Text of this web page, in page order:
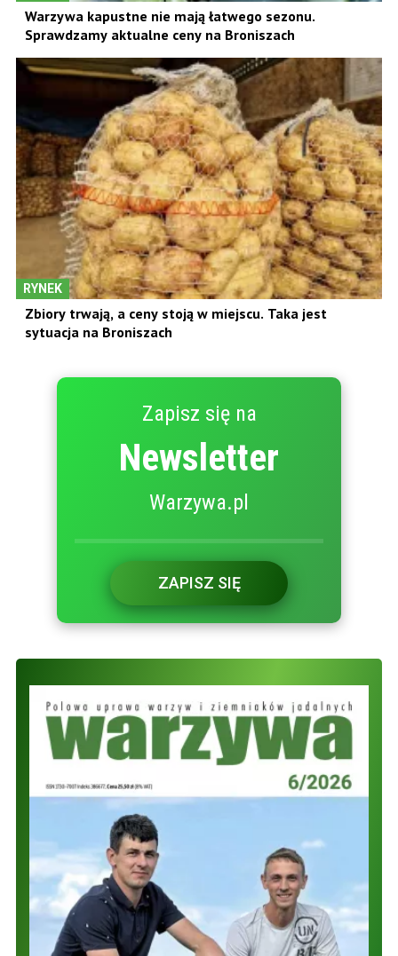
Warzywa kapustne nie mają łatwego sezonu.
Sprawdzamy aktualne ceny na Broniszach
RYNEK
Zbiory trwają, a ceny stoją w miejscu. Taka jest
sytuacja na Broniszach
Zapisz się na
Newsletter
Warzywa.pl
ZAPISZ SIĘ